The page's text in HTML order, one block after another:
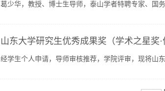
葛少华，教授、博士生导师，泰山学者特聘专家、国
山东大学研究生优秀成果奖（学术之星奖
经学生个人申请，导师审核推荐，学院评审，现将山